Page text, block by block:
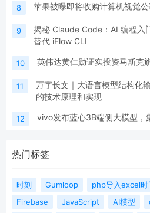
8 苹果被曝即将收购计算机视觉
9
揭秘 Claude Code：AI 编程入
替代 iFlow CLI
10 英伟达黄仁勋证实投资马斯克
11
万字长文｜大语言模型结构化
的技术原理和实现
12 vivo发布蓝心3B端侧大模型，
热门标签
时刻 Gumloop php导入excel时
Firebase
JavaScript AI模型